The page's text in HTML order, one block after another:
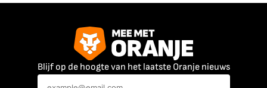
Blijf op de hoogte van het laatste Oranje nieuws